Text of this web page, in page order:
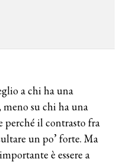
a chi ha una
meno su chi ha una
perché il contrasto fra
un po’ forte. Ma
è essere a